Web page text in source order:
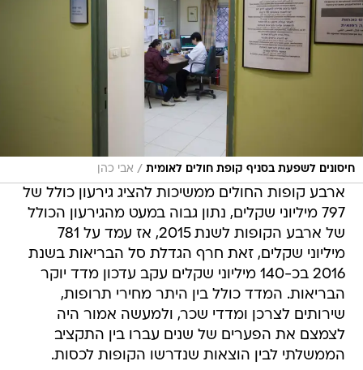
חיסונים לשפעת בסניף קופת חולים לאומית / אבי כהן
ארבע קופות החולים ממשיכות להציג גירעון כולל של
797 מיליוני שקלים, נתון גבוה במעט מהגירעון הכולל
של ארבע הקופות לשנת 2015, אז עמד על 781
מיליוני שקלים, זאת חרף הגדלת סל הבריאות בשנת
2016 בכ-140 מיליוני שקלים עקב עדכון מדד יוקר
הבריאות. המדד כולל בין היתר מחירי תרופות,
שירותים לצרכן ומדדי שכר, ולמעשה אמור היה
לצמצם את הפערים של שנים עברו בין התקציב
הממשלתי לבין הוצאות שנדרשו הקופות לכסות.